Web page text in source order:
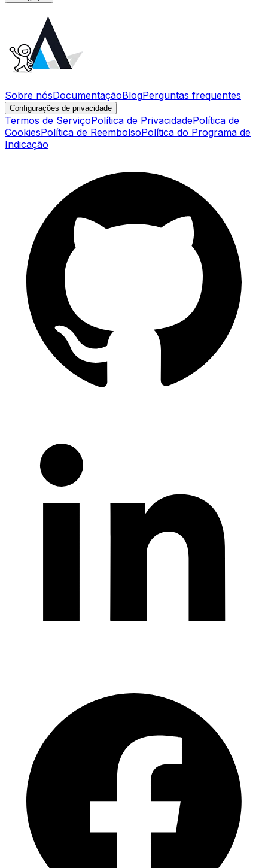
Sobre nósDocumentaçãoBlogPerguntas frequentes
Configurações de privacidade
Termos de ServiçoPolítica de PrivacidadePolítica de
CookiesPolítica de ReembolsoPolítica do Programa de
Indicação